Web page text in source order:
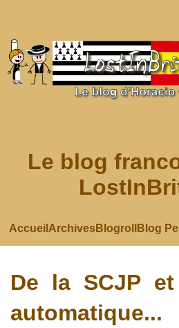
Le blog
Accueil ArchivesBlogroll Blog
De la SCJP
automatique...